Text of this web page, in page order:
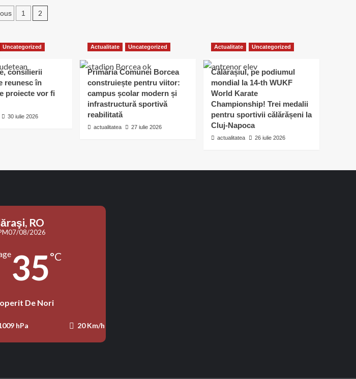
1 2
Uncategorized
consilierii
reunesc în
proiecte vor fi
30 iulie 2026
Actualitate Uncategorized
Primăria Comunei Borcea
construiește pentru viitor:
campus școlar modern și
infrastructură sportivă
reabilitată
actualitatea 27 iulie 2026
Actualitate Uncategorized
Călărașiul, pe podiumul
mondial la 14-th WUKF
World Karate
Championship! Trei medalii
pentru sportivii călărășeni la
Cluj-Napoca
actualitatea 26 iulie 2026
RO
07/08/2026
35°C
De Nori
hPa 20 Km/h